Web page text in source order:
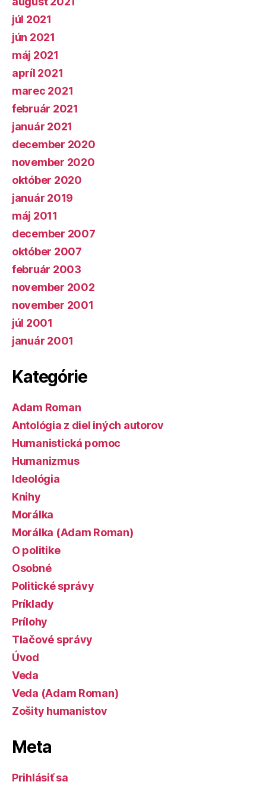
júl 2021
jún 2021
máj 2021
apríl 2021
marec 2021
február 2021
január 2021
december 2020
november 2020
október 2020
január 2019
máj 2011
december 2007
október 2007
február 2003
november 2002
november 2001
júl 2001
január 2001
Kategórie
Adam Roman
Antológia z diel iných autorov
Humanistická pomoc
Humanizmus
Ideológia
Knihy
Morálka
Morálka (Adam Roman)
O politike
Osobné
Politické správy
Príklady
Prílohy
Tlačové správy
Úvod
Veda
Veda (Adam Roman)
Zošity humanistov
Meta
Prihlásiť sa